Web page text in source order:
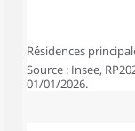
Résidences
Source : Insee,
01/01/2026.